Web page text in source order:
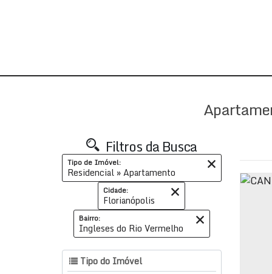
Filtros da Busca
Tipo de Imóvel:
Residencial » Apartamento
Cidade:
Florianópolis
Bairro:
Ingleses do Rio Vermelho
Tipo do Imóvel